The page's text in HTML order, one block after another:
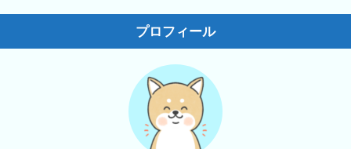
プロフィール